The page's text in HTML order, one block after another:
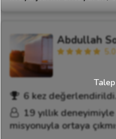
Abdullah
5.0
6 kez değerlendirildi.
19 yıllık
misyonuyla ortaya